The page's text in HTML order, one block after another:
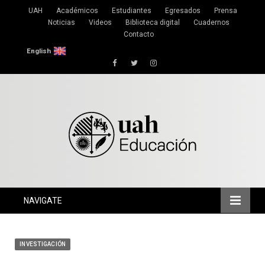
UAH Académicos Estudiantes Egresados
Prensa
Noticias
Videos Biblioteca digital
Cuadernos
Contacto
English
FacebookTwitterInstagram
NAVIGATE
INVESTIGACIÓN